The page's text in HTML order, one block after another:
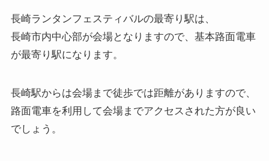
長崎ランタンフェスティバルの最寄り駅は、
長崎市内中心部が会場となりますので、基本路面電車
が最寄り駅になります。
長崎駅からは会場まで徒歩では距離がありますので、
路面電車を利用して会場までアクセスされた方が良い
でしょう。